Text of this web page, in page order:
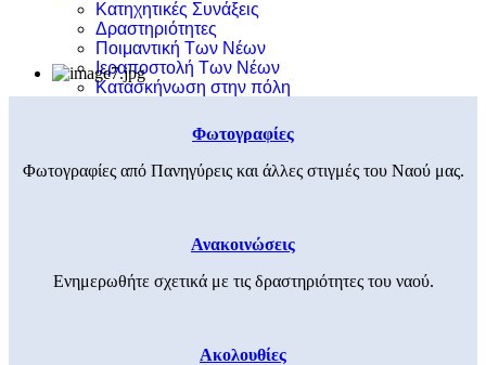
Κατηχητικές Συνάξεις
Δραστηριότητες
Ποιμαντική Των Νέων
Ιεραποστολή Των Νέων
Κατασκήνωση στην πόλη
Φωτογραφίες
Φωτογραφίες από Πανηγύρεις και άλλες στιγμές του Ναού μας.
Ανακοινώσεις
Ενημερωθήτε σχετικά με τις δραστηριότητες του ναού.
Ακολουθίες